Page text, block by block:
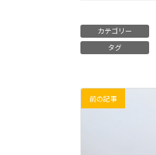
カテゴリー
タグ
前の記事